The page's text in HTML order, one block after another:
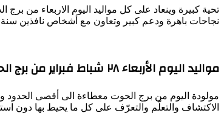
تحية كبيرة وينعاد على كل مواليد اليوم الاربعاء من
نجاحات باهرة ودعم كبير وتعاون مع أشخاص نافذين سنة
مواليد اليوم الأربعاء ٢٨ شباط فبراير من برج الحوت.
مولودة اليوم من برج الحوت معطاءة الى أقصى الحدود
الاكتشاف والتعلّم والتعرّف على كل ما يحيط بها دون